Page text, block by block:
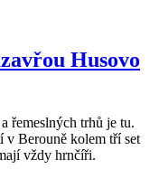
Husovo
řemeslných trhů je tu.
v Berouně kolem tří set
vždy hrnčíři.